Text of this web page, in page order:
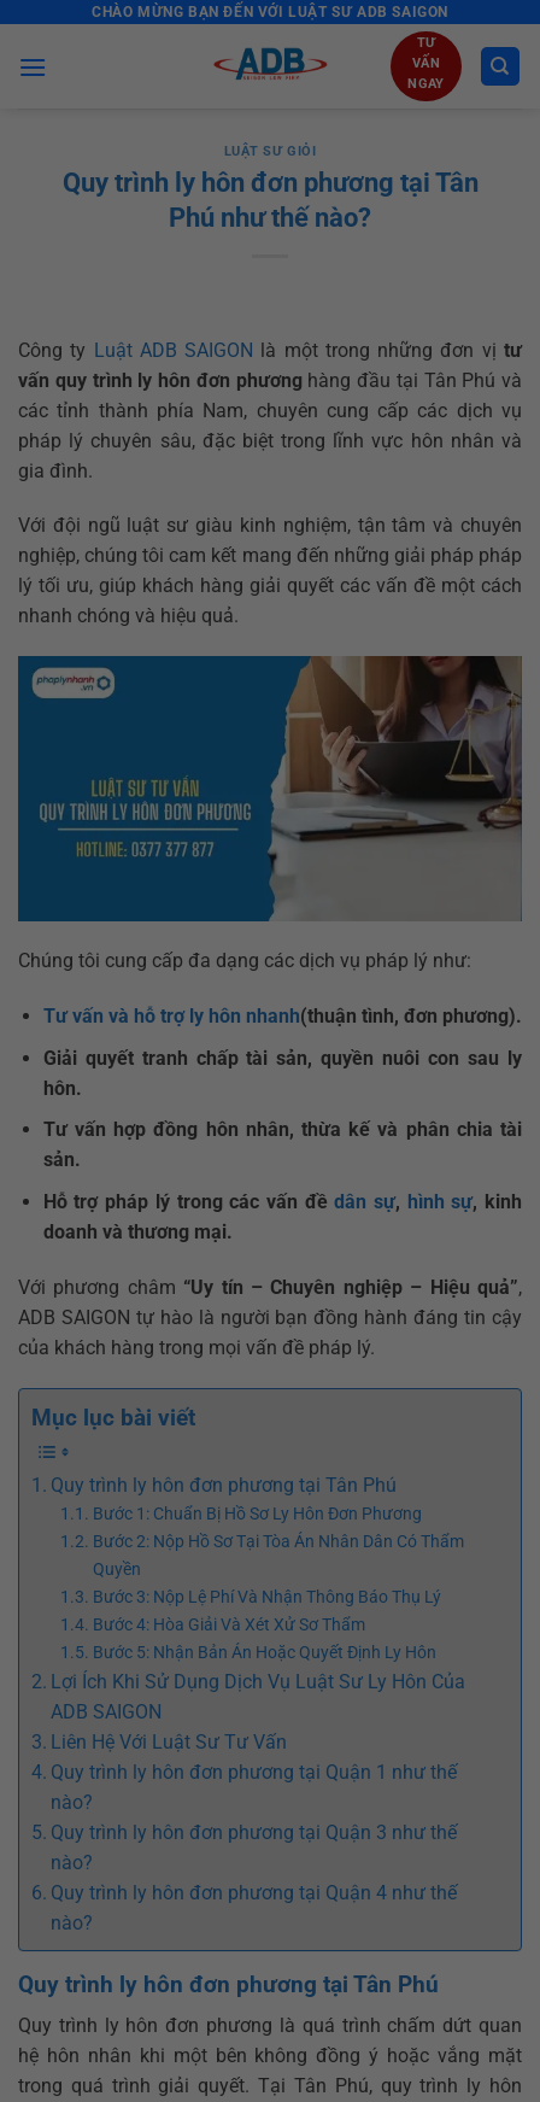
content
CHÀO MỪNG BẠN ĐẾN VỚI LUẬT SƯ ADB SAIGON
TƯ
VẤN
NGAY
LUẬT SƯ GIỎI
Quy trình ly hôn đơn phương tại Tân
Phú như thế nào?
Công ty Luật ADB SAIGON là một trong những đơn vịtư
vấn quy trình ly hôn đơn phương hàng đầu tại Tân Phú và
các tỉnh thành phía Nam, chuyên cung cấp các dịch vụ
pháp lý chuyên sâu, đặc biệt trong lĩnh vực hôn nhân và
gia đình.
Với đội ngũ luật sư giàu kinh nghiệm, tận tâm và chuyên
nghiệp, chúng tôi cam kết mang đến những giải pháp pháp
lý tối ưu, giúp khách hàng giải quyết các vấn đề một cách
nhanh chóng và hiệu quả.
Chúng tôi cung cấp đa dạng các dịch vụ pháp lý như:
Tư vấn và hỗ trợ ly hôn nhanh(thuận tình, đơn phương).
Giải quyết tranh chấp tài sản, quyền nuôi con sau ly
hôn.
Tư vấn hợp đồng hôn nhân, thừa kế và phân chia tài
sản.
Hỗ trợ pháp lý trong các vấn đềdân sự, hình sự, kinh
doanh và thương mại.
Với phương châm “Uy tín – Chuyên nghiệp – Hiệu quả”,
ADB SAIGON tự hào là người bạn đồng hành đáng tin cậy
của khách hàng trong mọi vấn đề pháp lý.
Mục lục bài viết
Quy trình ly hôn đơn phương tại Tân Phú
Bước 1: Chuẩn Bị Hồ Sơ Ly Hôn Đơn Phương
Bước 2: Nộp Hồ Sơ Tại Tòa Án Nhân Dân Có Thẩm
Quyền
Bước 3: Nộp Lệ Phí Và Nhận Thông Báo Thụ Lý
Bước 4: Hòa Giải Và Xét Xử Sơ Thẩm
Bước 5: Nhận Bản Án Hoặc Quyết Định Ly Hôn
Lợi Ích Khi Sử Dụng Dịch Vụ Luật Sư Ly Hôn Của
ADB SAIGON
Liên Hệ Với Luật Sư Tư Vấn
Quy trình ly hôn đơn phương tại Quận 1 như thế
nào?
Quy trình ly hôn đơn phương tại Quận 3 như thế
nào?
Quy trình ly hôn đơn phương tại Quận 4 như thế
nào?
Quy trình ly hôn đơn phương tại Tân Phú
Quy trình ly hôn đơn phương là quá trình chấm dứt quan
hệ hôn nhân khi một bên không đồng ý hoặc vắng mặt
trong quá trình giải quyết. Tại Tân Phú, quy trình ly hôn